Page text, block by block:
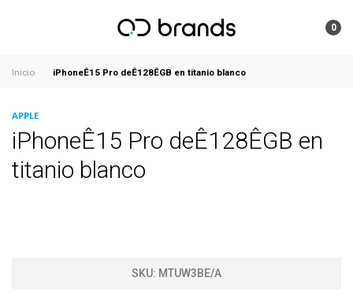
0
Inicio iPhoneÊ15 Pro deÊ128ÊGB en titanio blanco
APPLE
iPhoneÊ15 Pro deÊ128ÊGB en
titanio blanco
SKU: MTUW3BE/A